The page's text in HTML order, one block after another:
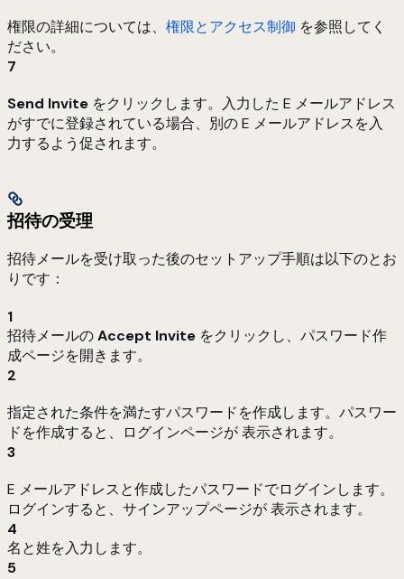
権限の詳細については、 権限とアクセス制御 を参照してく
ださい。
7
Send Invite をクリックします。入力した E メールアドレス
がすでに登録されている場合、別の E メールアドレスを入
力するよう促されます。
招待の受理
招待メールを受け取った後のセットアップ手順は以下のとお
りです：
1
招待メールのAccept Invite をクリックし、パスワード作
成ページを開きます。
2
指定された条件を満たすパスワードを作成します。パスワー
ドを作成すると、ログインページが 表示されます。
3
E メールアドレスと作成したパスワードでログインします。
ログインすると、サインアップページが 表示されます。
4
名と姓を入力します。
5